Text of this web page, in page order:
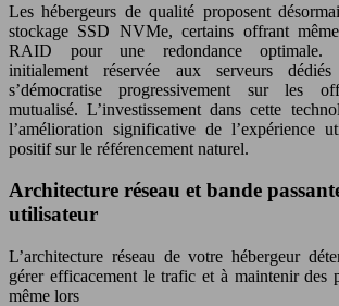
Les hébergeurs de qualité proposent
stockage SSD NVMe, certains offrant
RAID pour une redondance optimale.
initialement réservée aux serveurs
s’démocratise progressivement sur les
mutualisé. L’investissement dans cette
l’amélioration significative de l’expérience
positif sur le référencement naturel.
Architecture réseau et bande
utilisateur
L’architecture réseau de votre hébergeur
gérer efficacement le trafic et à maintenir des
même lors